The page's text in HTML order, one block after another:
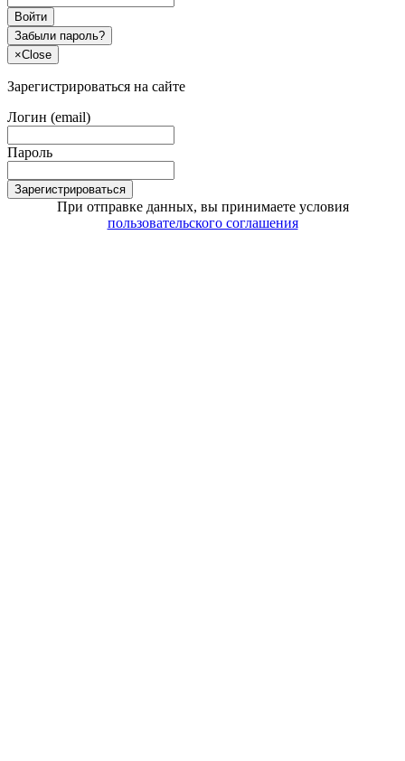
Войти
Забыли пароль?
×Close
Зарегистрироваться на сайте
Логин (email)
Пароль
Зарегистрироваться
При отправке данных, вы принимаете условия
пользовательского соглашения